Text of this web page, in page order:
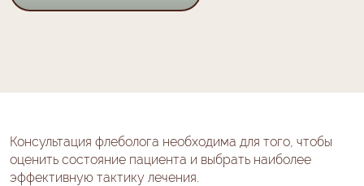
Консультация флеболога необходима для того, чтобы
оценить состояние пациента и выбрать наиболее
эффективную тактику лечения.